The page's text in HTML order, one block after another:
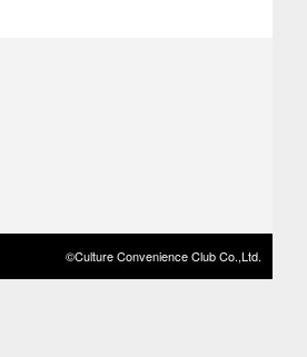
©Culture Convenience Club Co.,Ltd.